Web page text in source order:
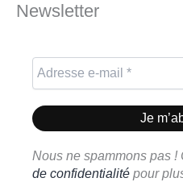
Newsletter
Nous ne spammons pas !
de confidentialité pour